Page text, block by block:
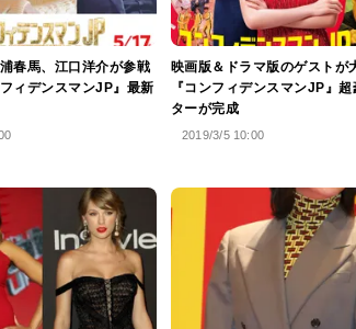
春馬、江口洋介が参戦
ィデンスマンJP』最新
映画版＆ドラマ版のゲストが
『コンフィデンスマンJP』超
ターが完成
2019/3/5 10:00